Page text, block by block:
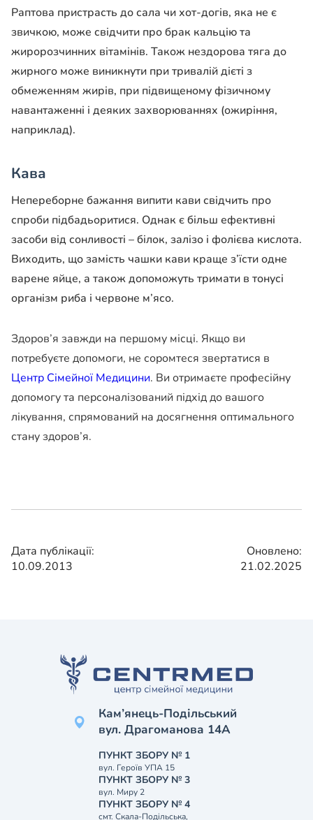
Раптова пристрасть до сала чи хот-догів, яка не є
звичкою, може свідчити про брак кальцію та
жиророзчинних вітамінів. Також нездорова тяга до
жирного може виникнути при тривалій дієті з
обмеженням жирів, при підвищеному фізичному
навантаженні і деяких захворюваннях (ожиріння,
наприклад).
Кава
Непереборне бажання випити кави свідчить про
спроби підбадьоритися. Однак є більш ефективні
засоби від сонливості – білок, залізо і фолієва кислота.
Виходить, що замість чашки кави краще з’їсти одне
варене яйце, а також допоможуть тримати в тонусі
організм риба і червоне м’ясо.
Здоров’я завжди на першому місці. Якщо ви
потребуєте допомоги, не соромтеся звертатися в
Центр Сімейної Медицини. Ви отримаєте професійну
допомогу та персоналізований підхід до вашого
лікування, спрямований на досягнення оптимального
стану здоров’я.
Дата публікації:
10.09.2013
Оновлено:
21.02.2025
Кам’янець-Подільський
вул. Драгоманова 14А
ПУНКТ ЗБОРУ № 1
вул. Героїв УПА 15
ПУНКТ ЗБОРУ № 3
вул. Миру 2
ПУНКТ ЗБОРУ № 4
смт. Скала-Подільська,